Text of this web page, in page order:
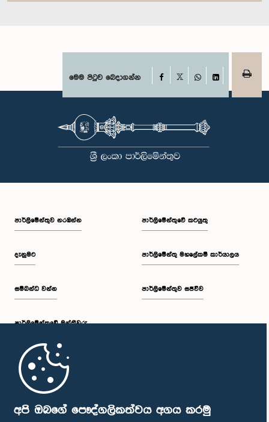
අපි ඔබගේ පෞද්ගලිකත්වය අගය කරමු
මෙම පිටුව බෙදාගන්න Facebook
WhatsAppLinkedIn
පාර්ලි‌මේන්තුව නරඹන්න
දැනුමට
සම්බන්ධ වන්න
පාර්ලි‌මේන්තුවේ මන්ත්‍රීවරු
මුල් පිටුව
පාර්ලිමේන්තුවේ කටයුතු
පාර්ලිමේන්තු මහලේකම් කාර්යාලය
පාර්ලිමේන්තුව සජීවීව
පාර්ලිමේන්තු ජංගම යෙදුම